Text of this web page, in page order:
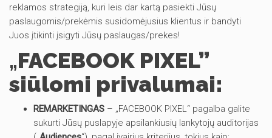
reklamos strategiją, kuri leis dar kartą pasiekti Jūsų
paslaugomis/prekėmis susidomėjusius klientus ir bandyti
Juos įtikinti įsigyti Jūsų paslaugas/prekes!
„FACEBOOK PIXEL”
siūlomi privalumai:
REMARKETINGAS – „FACEBOOK PIXEL“ pagalba galite
sukurti Jūsų puslapyje apsilankiusių lankytojų auditorijas